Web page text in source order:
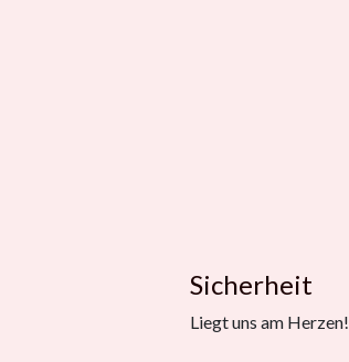
Sicherheit
Liegt uns am Herzen!